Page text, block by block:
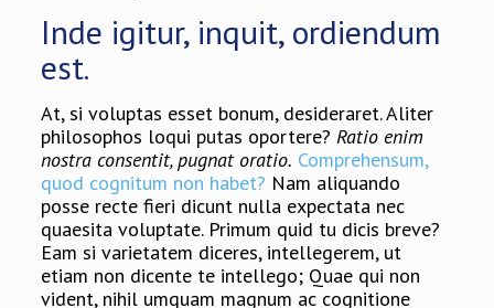
Inde igitur, inquit, ordiendum
est.
At, si voluptas esset bonum, desideraret. Aliter
philosophos loqui putas oportere? Ratio enim
nostra consentit, pugnat oratio. Comprehensum,
quod cognitum non habet? Nam aliquando
posse recte fieri dicunt nulla expectata nec
quaesita voluptate. Primum quid tu dicis breve?
Eam si varietatem diceres, intellegerem, ut
etiam non dicente te intellego; Quae qui non
vident, nihil umquam magnum ac cognitione